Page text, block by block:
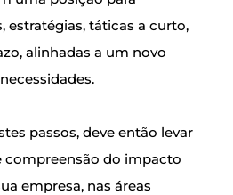
estratégias, táticas a curto,
alinhadas a um novo
passos, deve então levar
compreensão do impacto
empresa, nas áreas